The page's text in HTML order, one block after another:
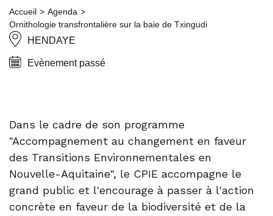
Accueil
Agenda
Ornithologie transfrontalière sur la baie de Txingudi
HENDAYE
Evènement passé
Dans le cadre de son programme
"Accompagnement au changement en faveur
des Transitions Environnementales en
Nouvelle-Aquitaine", le CPIE accompagne le
grand public et l'encourage à passer à l'action
concrète en faveur de la biodiversité et de la